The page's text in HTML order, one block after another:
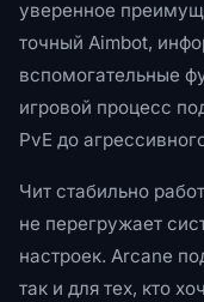
уверенное
точный Aimbot,
вспомогательные
игровой процесс
PvE до
Чит стабильно
не перегружает
настроек. Arcane
так и для тех, кто